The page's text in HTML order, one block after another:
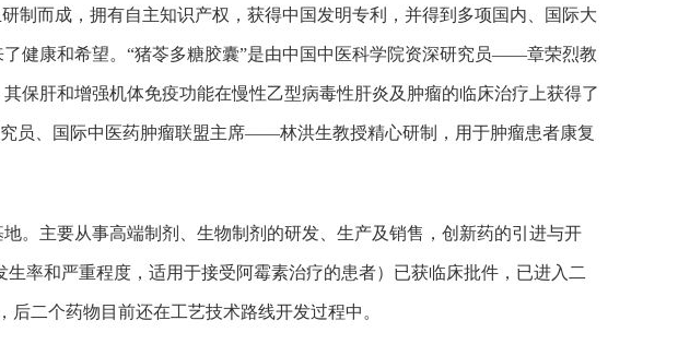
而成，拥有自主知识产权，获得中国发明专利，并得到多项国内、国际大
健康和希望。“猪苓多糖胶囊”是由中国中医科学院资深研究员——章荣烈教
保肝和增强机体免疫功能在慢性乙型病毒性肝炎及肿瘤的临床治疗上获得了
员、国际中医药肿瘤联盟主席——林洪生教授精心研制，用于肿瘤患者康复
。主要从事高端制剂、生物制剂的研发、生产及销售，创新药的引进与开
率和严重程度，适用于接受阿霉素治疗的患者）已获临床批件，已进入二
二个药物目前还在工艺技术路线开发过程中。